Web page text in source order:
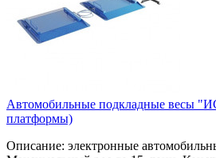
Автомобильные подкладные весы
платформы)
Описание: электронные